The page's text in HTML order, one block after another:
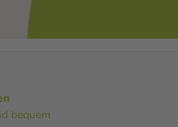
bequem